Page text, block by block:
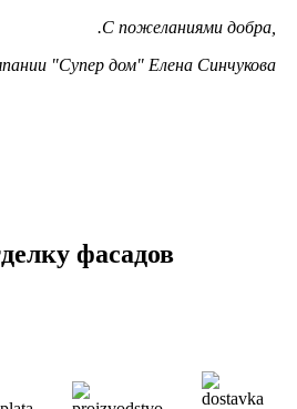
.С пожеланиями добра,
"Супер дом" Елена Синчукова
фасадов